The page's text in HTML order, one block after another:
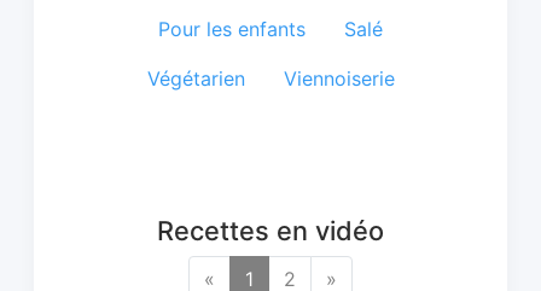
Pour les enfants Salé
Végétarien Viennoiserie
Recettes en vidéo
« 1 2 »